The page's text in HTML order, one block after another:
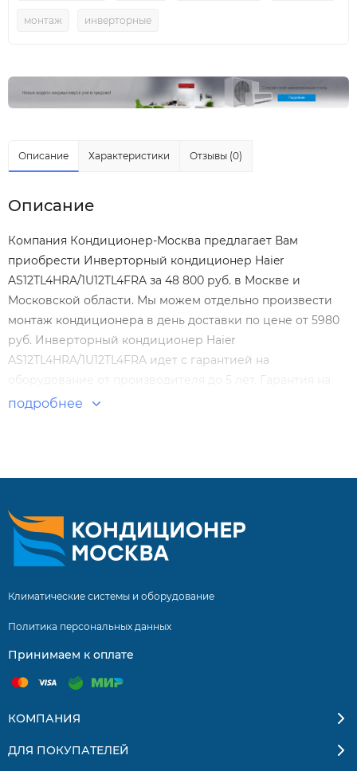
монтаж инверторные
Описание Характеристики Отзывы (0)
Описание
Компания Кондиционер-Москва предлагает Вам
приобрести Инверторный кондиционер Haier
AS12TL4HRA/1U12TL4FRA за 48 800 руб. в Москве и
Московской области. Мы можем отдельно произвести
монтаж кондиционера в день доставки по цене от 5980
руб. Инверторный кондиционер Haier
AS12TL4HRA/1U12TL4FRA идет с гарантией на
оборудование от производителя до 5 лет. Гарантия на
монтаж Инверторный кондиционер Haier
кондиционеров и сплит-систем по Москве и
специалисты. Гарантия на монтаж 5 лет.
подробнее
Климатические системы и оборудование
Политика персональных данных
Принимаем к оплате
КОМПАНИЯ
ДЛЯ ПОКУПАТЕЛЕЙ